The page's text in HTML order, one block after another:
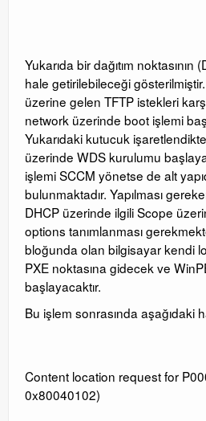
Yukarıda bir dağıtım noktasının
hale getirilebileceği
üzerine gelen TFTP istekleri
network üzerinde boot işlemi
Yukarıdaki kutucuk
üzerinde WDS kurulumu
işlemi SCCM yönetse de alt
bulunmaktadır. Yapılması
DHCP üzerinde ilgili Scope
options tanımlanması
bloğunda olan bilgisayar kendi
PXE noktasına gidecek ve
başlayacaktır.
Bu işlem sonrasında aşağıdaki
Content location request for
0x80040102)